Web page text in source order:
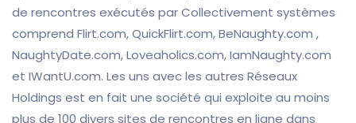
de rencontres exécutés par Collectivement systèmes
comprend Flirt.com, QuickFlirt.com, BeNaughty.com ,
NaughtyDate.com, Loveaholics.com, IamNaughty.com
et IWantU.com. Les uns avec les autres Réseaux
Holdings est en fait une société qui exploite au moins
plus de 100 divers sites de rencontres en ligne dans